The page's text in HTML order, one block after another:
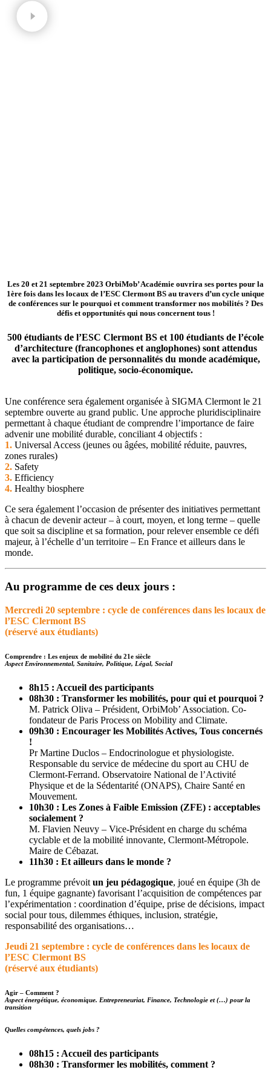
Les 20 et 21 septembre 2023 OrbiMob’ Académie ouvrira ses portes pour la
1ère fois dans les locaux de l’ESC Clermont BS au travers d’un cycle unique
de conférences sur le pourquoi et comment transformer nos mobilités ? Des
défis et opportunités qui nous concernent tous !
500 étudiants de l’ESC Clermont BS et 100 étudiants de l’école
d’architecture (francophones et anglophones) sont attendus
avec la participation de personnalités du monde académique,
politique, socio-économique.
Une conférence sera également organisée à SIGMA Clermont le 21
septembre ouverte au grand public. Une approche pluridisciplinaire
permettant à chaque étudiant de comprendre l’importance de faire
advenir une mobilité durable, conciliant 4 objectifs :
1. Universal Access (jeunes ou âgées, mobilité réduite, pauvres,
zones rurales)
2. Safety
3. Efficiency
4. Healthy biosphere
Ce sera également l’occasion de présenter des initiatives permettant
à chacun de devenir acteur – à court, moyen, et long terme – quelle
que soit sa discipline et sa formation, pour relever ensemble ce défi
majeur, à l’échelle d’un territoire – En France et ailleurs dans le
monde.
Au programme de ces deux jours :
Mercredi 20 septembre : cycle de conférences dans les locaux de
l’ESC Clermont BS
(réservé aux étudiants)
Comprendre : Les enjeux de mobilité du 21e siècle
Aspect Environnemental, Sanitaire, Politique, Légal, Social
8h15 : Accueil des participants
08h30 : Transformer les mobilités, pour qui et pourquoi ?
M. Patrick Oliva – Président, OrbiMob’ Association. Co-
fondateur de Paris Process on Mobility and Climate.
09h30 : Encourager les Mobilités Actives, Tous concernés
!
Pr Martine Duclos – Endocrinologue et physiologiste.
Responsable du service de médecine du sport au CHU de
Clermont-Ferrand. Observatoire National de l’Activité
Physique et de la Sédentarité (ONAPS), Chaire Santé en
Mouvement.
10h30 : Les Zones à Faible Emission (ZFE) : acceptables
socialement ?
M. Flavien Neuvy – Vice-Président en charge du schéma
cyclable et de la mobilité innovante, Clermont-Métropole.
Maire de Cébazat.
11h30 : Et ailleurs dans le monde ?
Le programme prévoit un jeu pédagogique, joué en équipe (3h de
fun, 1 équipe gagnante) favorisant l’acquisition de compétences par
l’expérimentation : coordination d’équipe, prise de décisions, impact
social pour tous, dilemmes éthiques, inclusion, stratégie,
responsabilité des organisations…
Jeudi 21 septembre : cycle de conférences dans les locaux de
l’ESC Clermont BS
(réservé aux étudiants)
Agir – Comment ?
Aspect énergétique, économique. Entrepreneuriat, Finance, Technologie et (…) pour la
transition
Quelles compétences, quels jobs ?
08h15 : Accueil des participants
08h30 : Transformer les mobilités, comment ?